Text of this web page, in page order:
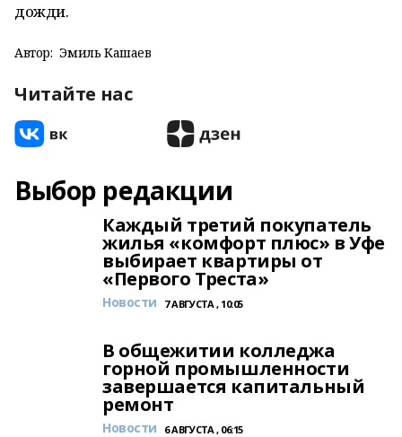
дожди.
Автор: Эмиль Кашаев
Читайте нас
Выбор редакции
Каждый третий покупатель
жилья «комфорт плюс» в Уфе
выбирает квартиры от
«Первого Треста»
Новости 7 АВГУСТА , 10:05
В общежитии колледжа
горной промышленности
завершается капитальный
ремонт
Новости 6 АВГУСТА , 06:15